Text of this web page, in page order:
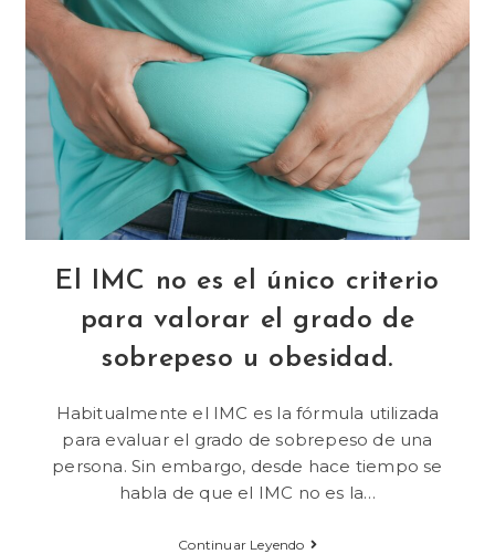
El IMC no es el único criterio
para valorar el grado de
sobrepeso u obesidad.
Habitualmente el IMC es la fórmula utilizada
para evaluar el grado de sobrepeso de una
persona. Sin embargo, desde hace tiempo se
habla de que el IMC no es la…
Continuar Leyendo